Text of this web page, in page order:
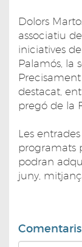
Dolors
associatiu
iniciatives
Palamós, la
destacat,
pregó de la
Les
programats
podran
juny,